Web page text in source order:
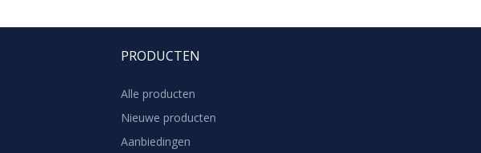
PRODUCTEN
Alle producten
Nieuwe producten
Aanbiedingen